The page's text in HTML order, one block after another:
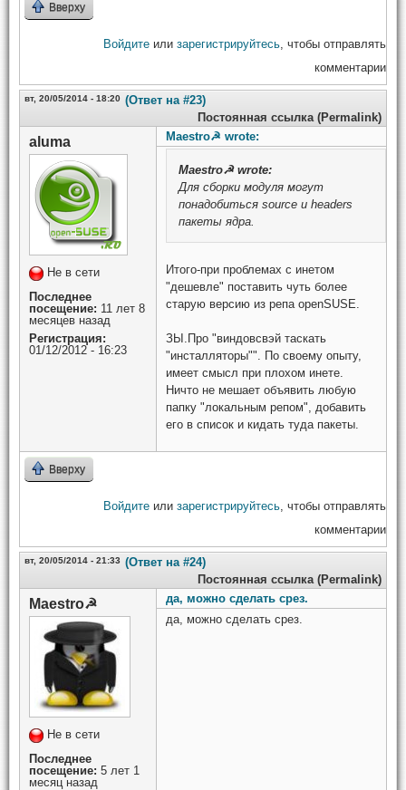
Вверху
Войдите или зарегистрируйтесь, чтобы отправлять
комментарии
вт, 20/05/2014 - 18:20 (Ответ на #23)
Постоянная ссылка (Permalink)
aluma
Не в сети
Последнее
посещение: 11 лет 8
месяцев назад
Регистрация:
01/12/2012 - 16:23
Maestro☭ wrote:
Maestro☭wrote:
Для сборки модуля могут
понадобиться source и headers
пакеты ядра.
Итого-при проблемах с инетом
"дешевле" поставить чуть более
старую версию из репа openSUSE.
ЗЫ.Про "виндовсвэй таскать
"инсталляторы"". По своему опыту,
имеет смысл при плохом инете.
Ничто не мешает объявить любую
папку "локальным репом", добавить
его в список и кидать туда пакеты.
Вверху
Войдите или зарегистрируйтесь , чтобы отправлять
комментарии
вт, 20/05/2014 - 21:33 (Ответ на #24)
Постоянная ссылка (Permalink)
Maestro☭
Не в сети
Последнее
посещение: 5 лет 1
месяц назад
да, можно сделать срез.
да, можно сделать срез.